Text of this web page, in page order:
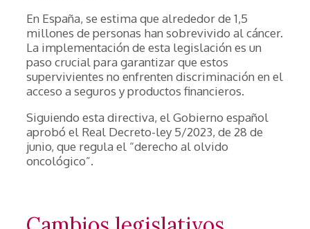
En España, se estima que alrededor de 1,5
millones de personas han sobrevivido al cáncer.
La implementación de esta legislación es un
paso crucial para garantizar que estos
supervivientes no enfrenten discriminación en el
acceso a seguros y productos financieros.
Siguiendo esta directiva, el Gobierno español
aprobó el Real Decreto-ley 5/2023, de 28 de
junio, que regula el “derecho al olvido
oncológico”.